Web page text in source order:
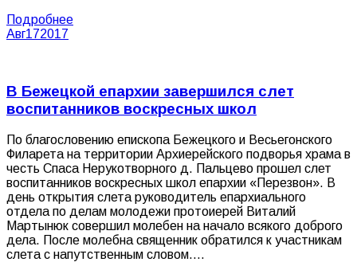
Подробнее
Авг172017
В Бежецкой епархии завершился слет
воспитанников воскресных школ
По благословению епископа Бежецкого и Весьегонского
Филарета на территории Архиерейского подворья храма в
честь Спаса Нерукотворного д. Пальцево прошел слет
воспитанников воскресных школ епархии «Перезвон». В
день открытия слета руководитель епархиального
отдела по делам молодежи протоиерей Виталий
Мартынюк совершил молебен на начало всякого доброго
дела. После молебна священник обратился к участникам
слета с напутственным словом.…